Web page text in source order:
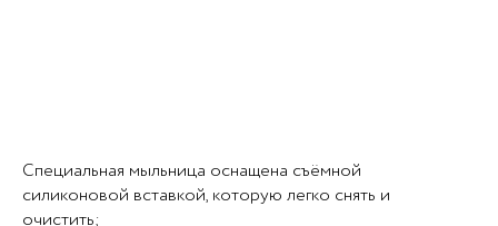
Специальная мыльница оснащена съёмной
силиконовой вставкой, которую легко снять и
очистить;